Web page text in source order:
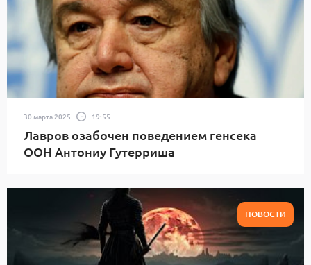
30 марта 2025 19:55
Лавров озабочен поведением генсека
ООН Антониу Гутерриша
НОВОСТИ